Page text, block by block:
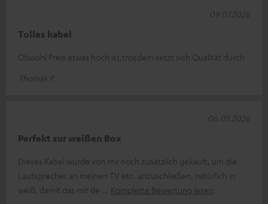
Tolles kabel
Obwohl Preis etwas hoch ist,trozdem setzt sich Qualität durch
Thomas P.
09.07.2026
Perfekt zur weißen Box
Dieses Kabel wurde von mir noch zusätzlich gekauft, um die
Lautsprecher an meinen TV etc. anzuschließen, natürlich in
weiß, damit das mit de
Komplette Bewertung lesen
06.05.2026